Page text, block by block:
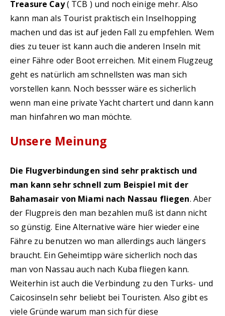
Treasure Cay( TCB ) und noch einige mehr. Also
kann man als Tourist praktisch ein Inselhopping
machen und das ist auf jeden Fall zu empfehlen. Wem
dies zu teuer ist kann auch die anderen Inseln mit
einer Fähre oder Boot erreichen. Mit einem Flugzeug
geht es natürlich am schnellsten was man sich
vorstellen kann. Noch bessser wäre es sicherlich
wenn man eine private Yacht chartert und dann kann
man hinfahren wo man möchte.
Unsere Meinung
Die Flugverbindungen sind sehr praktisch und
man kann sehr schnell zum Beispiel mit der
Bahamasair von Miami nach Nassau fliegen. Aber
der Flugpreis den man bezahlen muß ist dann nicht
so günstig. Eine Alternative wäre hier wieder eine
Fähre zu benutzen wo man allerdings auch längers
braucht. Ein Geheimtipp wäre sicherlich noch das
man von Nassau auch nach Kuba fliegen kann.
Weiterhin ist auch die Verbindung zu den Turks- und
Caicosinseln sehr beliebt bei Touristen. Also gibt es
viele Gründe warum man sich für diese